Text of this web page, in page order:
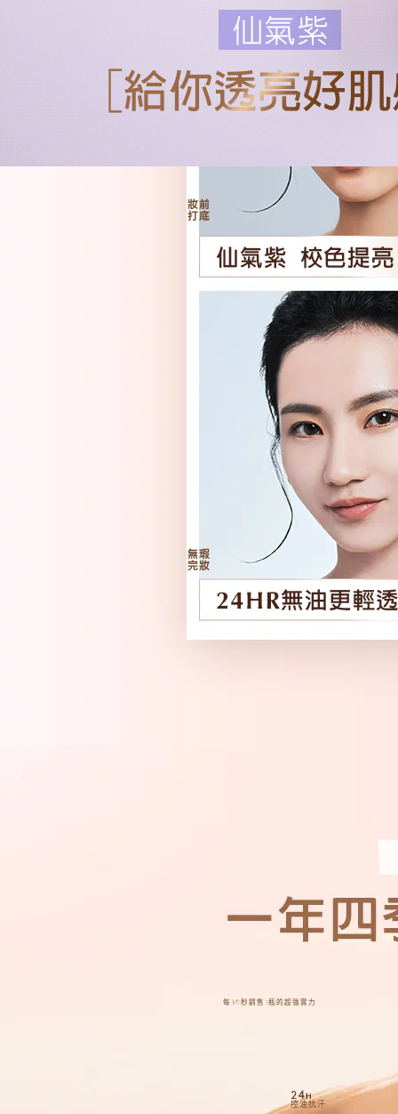
妝前
打底
無瑕
完妝
每 30 秒銷售 瓶的超強實力
24H
控油抗汗